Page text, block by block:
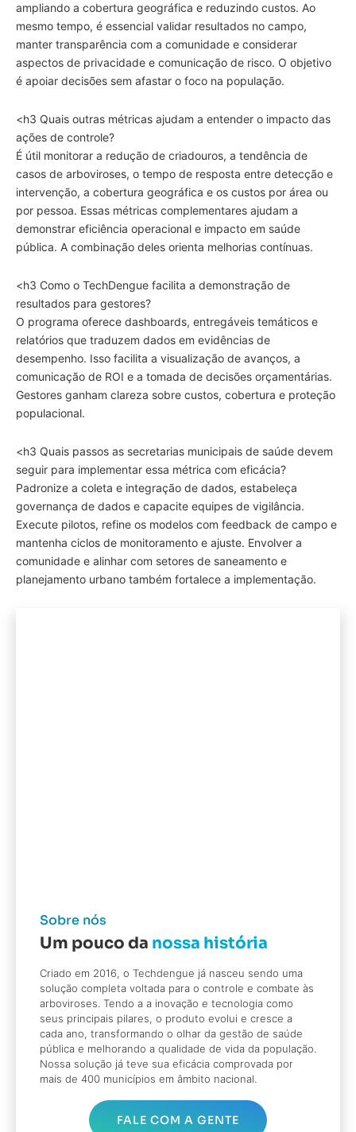
ampliando a cobertura geográfica e reduzindo custos. Ao
mesmo tempo, é essencial validar resultados no campo,
manter transparência com a comunidade e considerar
aspectos de privacidade e comunicação de risco. O objetivo
é apoiar decisões sem afastar o foco na população.
<h3 Quais outras métricas ajudam a entender o impacto das
ações de controle?
É útil monitorar a redução de criadouros, a tendência de
casos de arboviroses, o tempo de resposta entre detecção e
intervenção, a cobertura geográfica e os custos por área ou
por pessoa. Essas métricas complementares ajudam a
demonstrar eficiência operacional e impacto em saúde
pública. A combinação deles orienta melhorias contínuas.
<h3 Como o TechDengue facilita a demonstração de
resultados para gestores?
O programa oferece dashboards, entregáveis temáticos e
relatórios que traduzem dados em evidências de
desempenho. Isso facilita a visualização de avanços, a
comunicação de ROI e a tomada de decisões orçamentárias.
Gestores ganham clareza sobre custos, cobertura e proteção
populacional.
<h3 Quais passos as secretarias municipais de saúde devem
seguir para implementar essa métrica com eficácia?
Padronize a coleta e integração de dados, estabeleça
governança de dados e capacite equipes de vigilância.
Execute pilotos, refine os modelos com feedback de campo e
mantenha ciclos de monitoramento e ajuste. Envolver a
comunidade e alinhar com setores de saneamento e
planejamento urbano também fortalece a implementação.
Sobre nós
Um pouco da nossa história
Criado em 2016, o Techdengue já nasceu sendo uma
solução completa voltada para o controle e combate às
arboviroses. Tendo a a inovação e tecnologia como
seus principais pilares, o produto evolui e cresce a
cada ano, transformando o olhar da gestão de saúde
pública e melhorando a qualidade de vida da população.
Nossa solução já teve sua eficácia comprovada por
mais de 400 municípios em âmbito nacional.
FALE COM A GENTE